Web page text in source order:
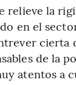
relieve la
en el
cierta
de la
atentos a